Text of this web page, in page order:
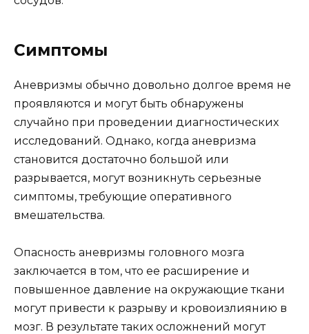
Симптомы
Аневризмы обычно довольно долгое время не
проявляются и могут быть обнаружены
случайно при проведении диагностических
исследований. Однако, когда аневризма
становится достаточно большой или
разрывается, могут возникнуть серьезные
симптомы, требующие оперативного
вмешательства.
Опасность аневризмы головного мозга
заключается в том, что ее расширение и
повышенное давление на окружающие ткани
могут привести к разрыву и кровоизлиянию в
мозг. В результате таких осложнений могут